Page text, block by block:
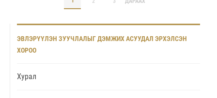
ЭВЛЭРҮҮЛЭН ЗУУЧЛАЛЫГ ДЭМЖИХ АСУУДАЛ ЭРХЭЛСЭН
ХОРОО
Хурал